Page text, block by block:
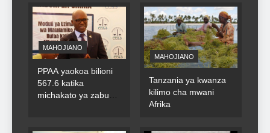
MAHOJIANO
PPAA yaokoa bilioni
567.6 katika
michakato ya zabuni
MAHOJIANO
Tanzania ya kwanza
kilimo cha mwani
Afrika